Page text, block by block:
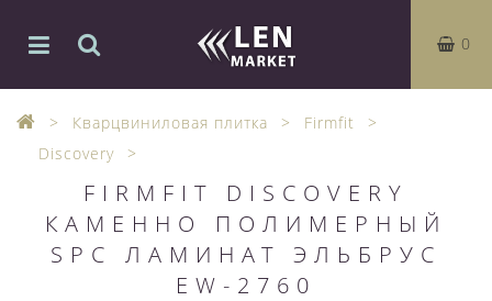
0
Кварцвиниловая плитка
Firmfit
Discovery
FIRMFIT DISCOVERY
КАМЕННО ПОЛИМЕРНЫЙ
SPC ЛАМИНАТ ЭЛЬБРУС
EW-2760